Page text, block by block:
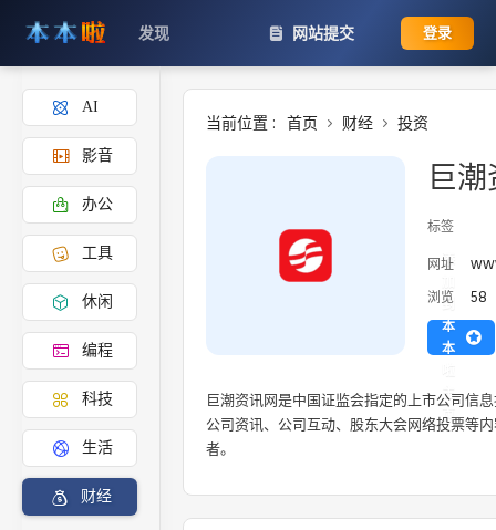
发现 网站提交 登录
AI
影音
办公
工具
休闲
编程
科技
生活
财经
当前位置 : 首页 财经 投资
巨
标签
网址
浏览 58
添
到
本
本
主
页
巨潮资讯网是中国证监会指定的上市公司信
公司资讯、公司互动、股东大会网络投票等
者。